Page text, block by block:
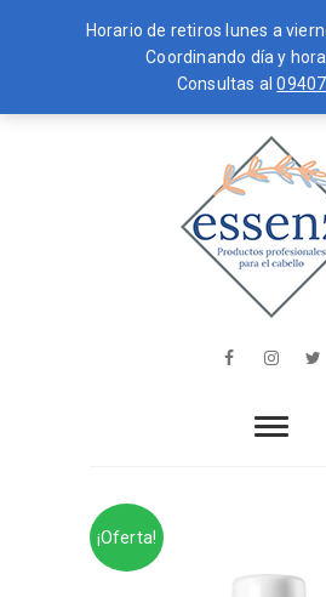
Horario de retiros lunes a
Coordinando día y
Consultas al
to
essenz
EL
Facebook
¡Oferta!